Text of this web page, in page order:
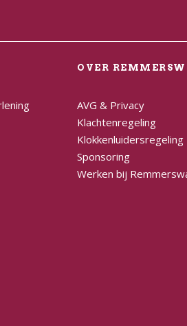
OVER
AVG & Privacy
Klachtenregeling
Klokkenluidersregeling
Sponsoring
Werken bij